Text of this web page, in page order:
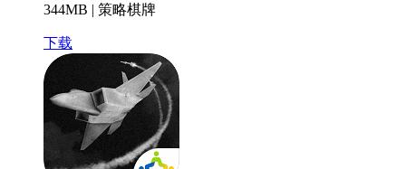
344MB | 策略棋牌
下载